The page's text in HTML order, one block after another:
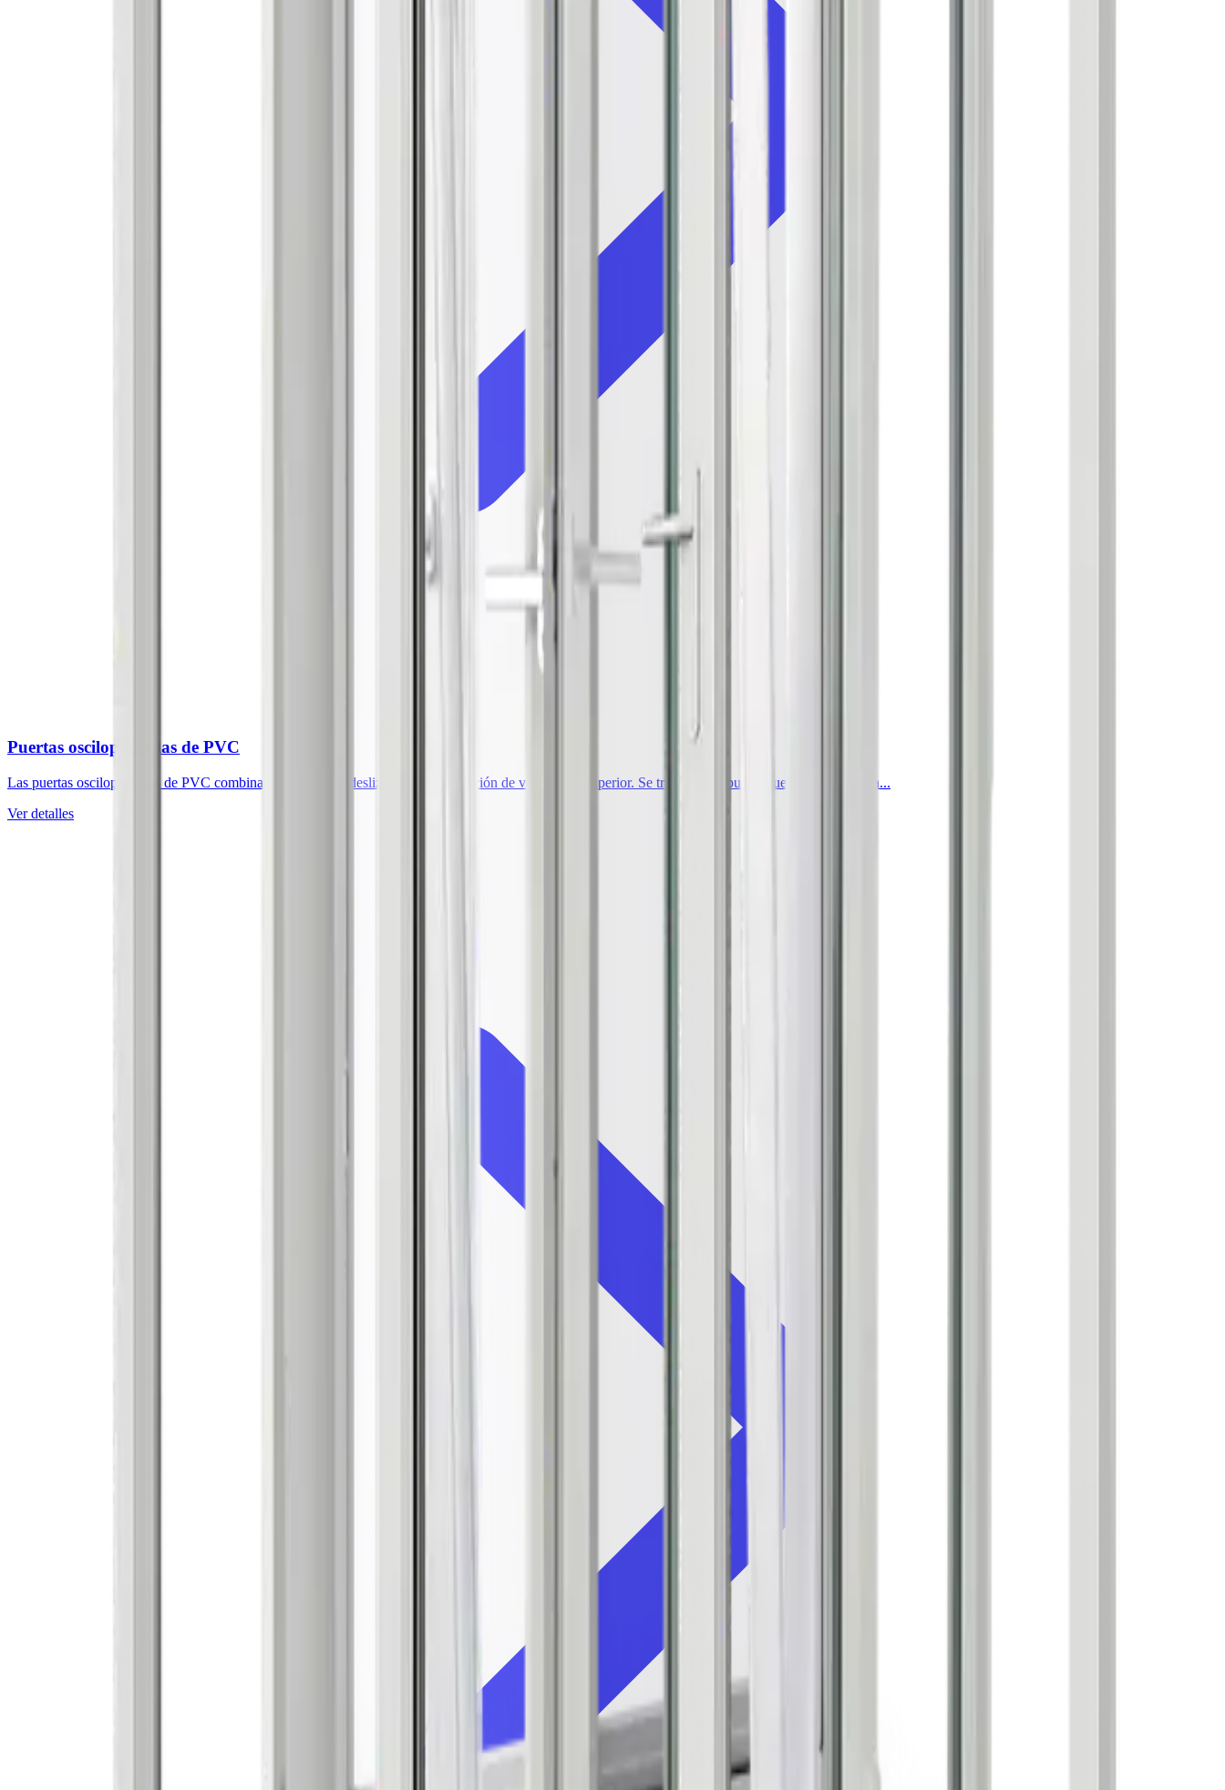
Puertas osciloparalelas de PVC
Las puertas osciloparalelas de PVC combinan una apertura deslizante con una opción de ventilación superior. Se trata de una puerta que primero se sepa...
Ver detalles